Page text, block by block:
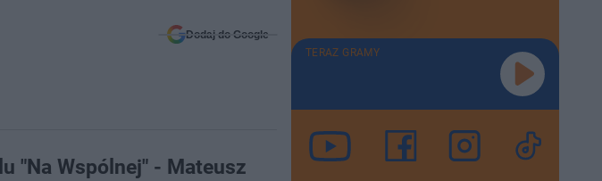
Dodaj do Google
"Na Wspólnej" - Mateusz
TERAZ GRAMY